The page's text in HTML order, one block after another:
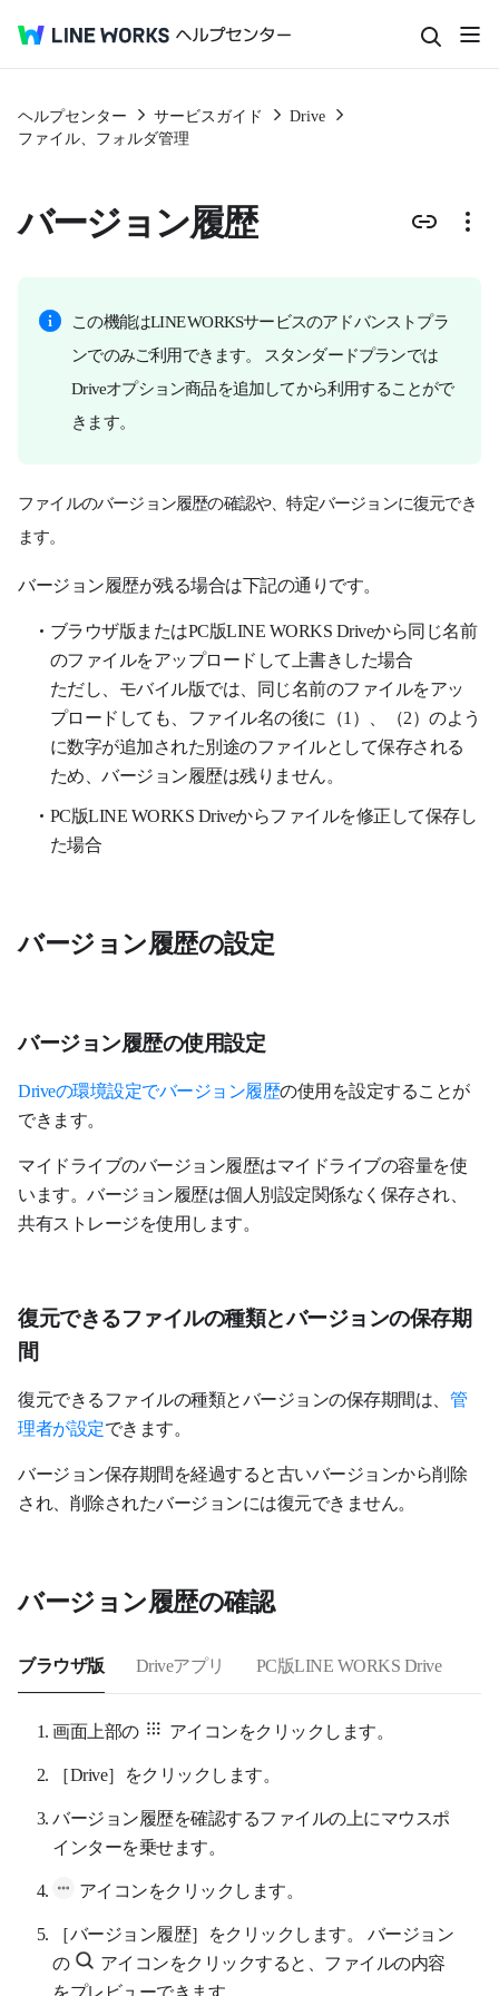
ヘルプセンター サービスガイド
Drive
ファイル、フォルダ管理
バージョン履歴
この機能はLINE WORKSサービスのアドバンストプラ
ンでのみご利用できます。 スタンダードプランでは
Driveオプション商品を追加してから利用することがで
きます。
ファイルのバージョン履歴の確認や、特定バージョンに復元でき
ます。
バージョン履歴が残る場合は下記の通りです。
ブラウザ版またはPC版LINE WORKS Driveから同じ名前
のファイルをアップロードして上書きした場合
ただし、モバイル版では、同じ名前のファイルをアッ
プロードしても、ファイル名の後に（1）、（2）のよう
に数字が追加された別途のファイルとして保存される
ため、バージョン履歴は残りません。
PC版LINE WORKS Driveからファイルを修正して保存し
た場合
バージョン履歴の設定
バージョン履歴の使用設定
Driveの環境設定でバージョン履歴の使用を設定することが
できます。
マイドライブのバージョン履歴はマイドライブの容量を使
います。バージョン履歴は個人別設定関係なく保存され、
共有ストレージを使用します。
復元できるファイルの種類とバージョンの保存期
間
復元できるファイルの種類とバージョンの保存期間は、 管
理者が設定できます。
バージョン保存期間を経過すると古いバージョンから削除
され、削除されたバージョンには復元できません。
バージョン履歴の確認
ブラウザ版 Driveアプリ PC版LINE WORKS Drive
画面上部の
アイコンをクリックします。
［Drive］をクリックします。
バージョン履歴を確認するファイルの上にマウスポ
インターを乗せます。
アイコンをクリックします。
［バージョン履歴］をクリックします。 バージョン
の
アイコンをクリックすると、ファイルの内容